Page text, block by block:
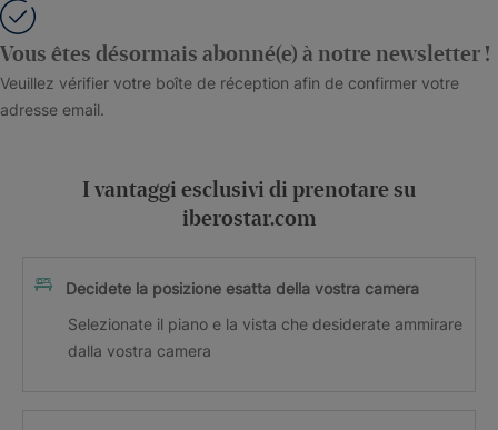
Vous êtes désormais abonné(e) à notre newsletter !
Veuillez vérifier votre boîte de réception afin de confirmer votre
adresse email.
I vantaggi esclusivi di prenotare su
iberostar.com
Decidete la posizione esatta della vostra camera
Selezionate il piano e la vista che desiderate ammirare
dalla vostra camera